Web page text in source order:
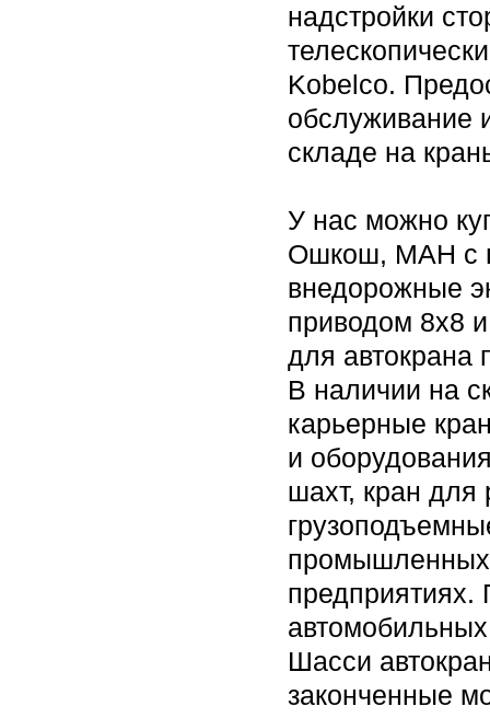
надстройки
Kobelco.
обслуживание
складе на
У нас можно
Ошкош, МАН с
внедорожные
приводом 8х8
для автокрана
В наличии на
карьерные
и
шахт, кран для
промышленных
предприятиях.
Шасси
законченные